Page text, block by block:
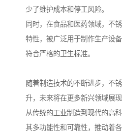
少了维护成本和停工风险。
同时，在食品和医药领域，不
特性，被广泛用于制作生产设
符合严格的卫生标准。
随着制造技术的不断进步，不
升，未来将在更多新兴领域展现
从传统的工业制造到现代的高
其多功能性和可靠性，推动着各